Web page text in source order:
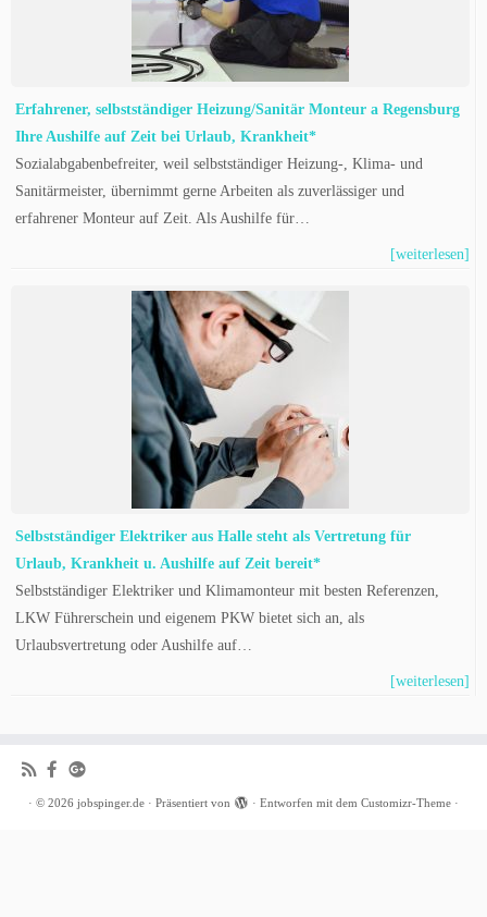
Erfahrener, selbstständiger Heizung/Sanitär Monteur a Regensburg
Ihre Aushilfe auf Zeit bei Urlaub, Krankheit*
Sozialabgabenbefreiter, weil selbstständiger Heizung-, Klima- und
Sanitärmeister, übernimmt gerne Arbeiten als zuverlässiger und
erfahrener Monteur auf Zeit. Als Aushilfe für…
[weiterlesen]
Selbstständiger Elektriker aus Halle steht als Vertretung für
Urlaub, Krankheit u. Aushilfe auf Zeit bereit*
Selbstständiger Elektriker und Klimamonteur mit besten Referenzen,
LKW Führerschein und eigenem PKW bietet sich an, als
Urlaubsvertretung oder Aushilfe auf…
[weiterlesen]
· © 2026 jobspinger.de · Präsentiert von · Entworfen mit dem Customizr-Theme ·